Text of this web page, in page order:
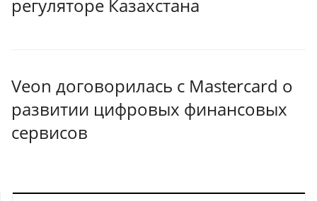
регуляторе Казахстана
Veon договорилась с Mastercard о
развитии цифровых финансовых
сервисов